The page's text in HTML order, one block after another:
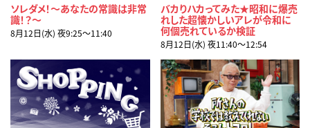
ソレダメ！～あなたの常識は非常
識！？～
8月12日(水) 夜9:25〜11:40
バカりハカってみた★昭和に爆売
れした超懐かしいアレが令和に
何個売れているか検証
8月12日(水) 夜11:40〜12:54